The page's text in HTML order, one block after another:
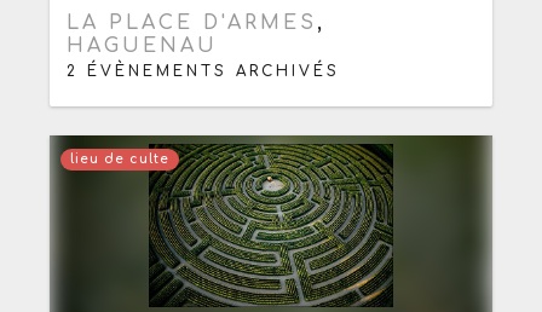
LA PLACE D'ARMES ,
HAGUENAU
2 ÉVÈNEMENTS ARCHIVÉS
lieu de culte